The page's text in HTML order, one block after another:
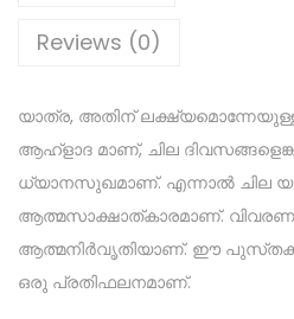
Reviews (0)
യാത്ര, അതിന്
ആഹ്ളാദ മാണ്, ചില
ധ്യാനസുഖമാണ്. എന്നാൽ ചില
ആത്മസാക്ഷാത്കാരമാണ്. വിവരണ
ആത്മനിർവൃതിയാണ്. ഈ
ഒരു പ്രതിഫലനമാണ്.